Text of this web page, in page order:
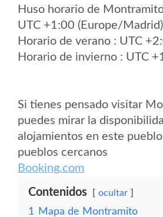
Huso horario de
UTC +1:00 (Europe/Madrid)
Horario de verano : UTC
Horario de invierno : UTC
Si tienes pensado visitar
puedes mirar la
alojamientos en este
pueblos cercanos
Booking.com
Contenidos ocultar
1
Mapa de Montramito